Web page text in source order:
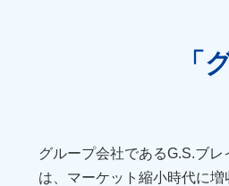
「
グループ会社であるG.S.ブ
は、マーケット縮小時代に